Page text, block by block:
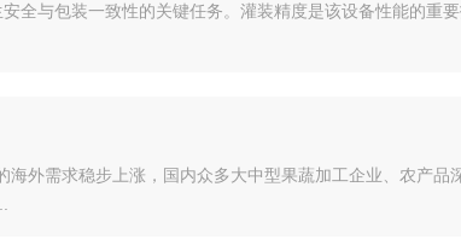
全与包装一致性的关键任务。灌装精度是该设备性能的重
外需求稳步上涨，国内众多大中型果蔬加工企业、农产品